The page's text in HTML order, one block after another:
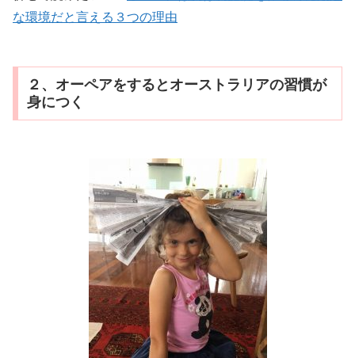
な環境だと言える３つの理由
２、オーペアをするとオーストラリアの習慣が
身につく